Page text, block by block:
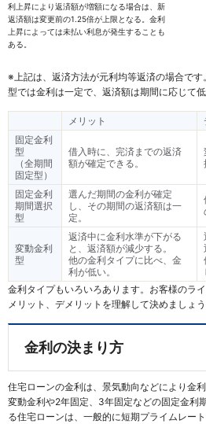
利上昇により返済額が増額になる場合は、新
返済額は変更前の1.25倍が上限となる。金利
上昇によっては未払い利息が発生することも
ある。
※上記は、返済方法が元利均等返済の場合で
型では金利は一定で、返済額は期間に応じて低
メリット
固定金利
型
（全期間
固定型）
借入時に、完済までの返済
額が確定できる。
固定金利
期間選択
型
選んだ期間の金利が確定
し、その期間の返済額は一
定。
変動金利
型
返済中に金利水準が下がる
と、返済額が減少する。
他の金利タイプに比べ、金
利が低い。
金利タイプもいろいろあります。お客様のラ
メリット、デメリットを理解して決めましょう
金利の決まり方
住宅ローンの金利は、景気動向などにより金利
変動金利や2年固定、3年固定などの固定金利
る住宅ローンは、一般的に短期プライムレー